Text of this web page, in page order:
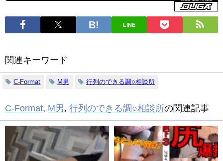
LINE
関連キーワード
C-Format M男 行列のできる調○相談所
C-Format, M男, 行列のできる調○相談所の関連記事